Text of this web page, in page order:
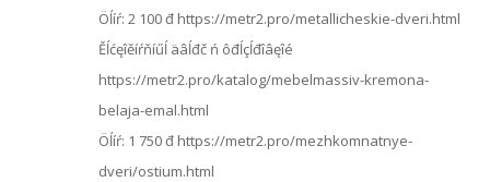
Öĺíŕ: 2 100 đ https://metr2.pro/metallicheskie-dveri.html
Ěĺćęîěíŕňíűĺ äâĺđč ń ôđĺçĺđîâęîé
https://metr2.pro/katalog/mebelmassiv-kremona-
belaja-emal.html
Öĺíŕ: 1 750 đ https://metr2.pro/mezhkomnatnye-
dveri/ostium.html